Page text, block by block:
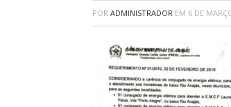
POR ADMINISTRADOR EM 6 DE